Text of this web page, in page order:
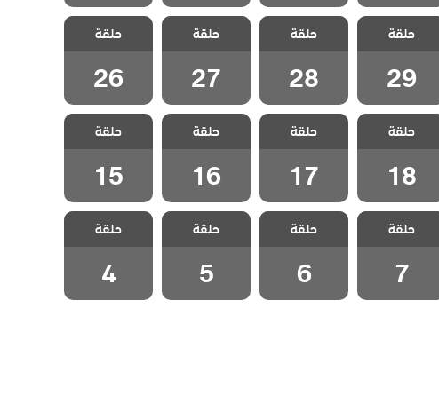
مسلسل صلاح
الدين الايوبي
الحلقة 29
حلقة
29
مسلسل صلاح
الدين الايوبي
الحلقة 28
حلقة
28
مسلسل صلاح
الدين الايوبي
الحلقة 27
حلقة
27
مسلسل صلاح
الدين الايوبي
الحلقة 26
حلقة
26
مسلسل صلاح
الدين الايوبي
الحلقة 18
حلقة
18
مسلسل صلاح
الدين الايوبي
الحلقة 17
حلقة
17
مسلسل صلاح
الدين الايوبي
الحلقة 16
حلقة
16
مسلسل صلاح
الدين الايوبي
الحلقة 15
حلقة
15
مسلسل صلاح
الدين الايوبي
الحلقة 7
حلقة
7
مسلسل صلاح
الدين الايوبي
الحلقة 6
حلقة
6
مسلسل صلاح
الدين الايوبي
الحلقة 5
حلقة
5
مسلسل صلاح
الدين الايوبي
الحلقة 4
حلقة
4